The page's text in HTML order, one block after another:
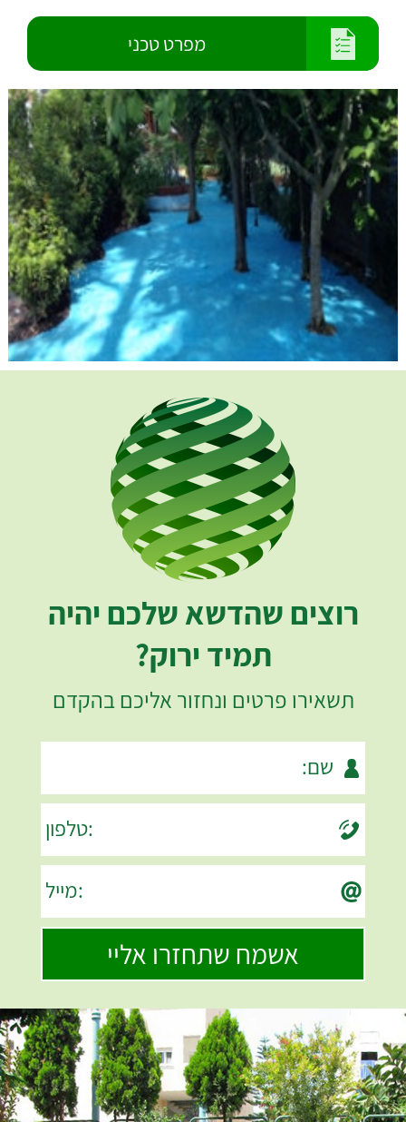
מפרט טכני
רוצים שהדשא שלכם יהיה
תמיד ירוק?
תשאירו פרטים ונחזור אליכם בהקדם